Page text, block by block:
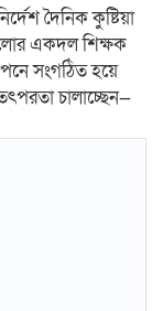
দৈনিক কুষ্টিয়া
একদল শিক্ষক
সংগঠিত হয়ে
চালাচ্ছেন—